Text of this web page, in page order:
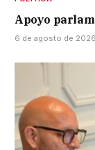
Apoyo
6 de agosto de 2026